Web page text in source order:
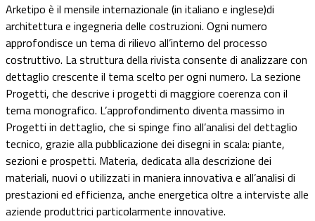
Arketipo è il mensile internazionale (in italiano e inglese)di
architettura e ingegneria delle costruzioni. Ogni numero
approfondisce un tema di rilievo all’interno del processo
costruttivo. La struttura della rivista consente di analizzare con
dettaglio crescente il tema scelto per ogni numero. La sezione
Progetti, che descrive i progetti di maggiore coerenza con il
tema monografico. L’approfondimento diventa massimo in
Progetti in dettaglio, che si spinge fino all’analisi del dettaglio
tecnico, grazie alla pubblicazione dei disegni in scala: piante,
sezioni e prospetti. Materia, dedicata alla descrizione dei
materiali, nuovi o utilizzati in maniera innovativa e all’analisi di
prestazioni ed efficienza, anche energetica oltre a interviste alle
aziende produttrici particolarmente innovative.